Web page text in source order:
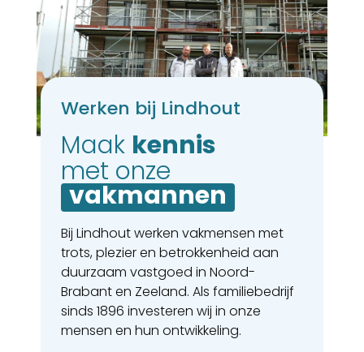
Werken bij Lindhout
Maak kennis
met onze
vakmannen
Bij Lindhout werken vakmensen met
trots, plezier en betrokkenheid aan
duurzaam vastgoed in Noord-
Brabant en Zeeland. Als familiebedrijf
sinds 1896 investeren wij in onze
mensen en hun ontwikkeling.